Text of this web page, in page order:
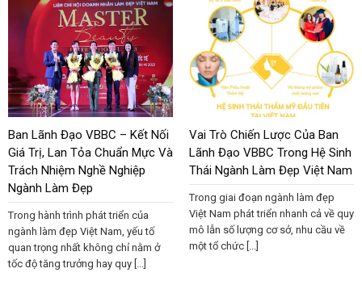
Ban Lãnh Đạo VBBC – Kết Nối
Giá Trị, Lan Tỏa Chuẩn Mực Và
Trách Nhiệm Nghề Nghiệp
Ngành Làm Đẹp
Trong hành trình phát triển của
ngành làm đẹp Việt Nam, yếu tố
quan trọng nhất không chỉ nằm ở
tốc độ tăng trưởng hay quy [...]
Vai Trò Chiến Lược Của Ban
Lãnh Đạo VBBC Trong Hệ Sinh
Thái Ngành Làm Đẹp Việt Nam
Trong giai đoạn ngành làm đẹp
Việt Nam phát triển nhanh cả về quy
mô lẫn số lượng cơ sở, nhu cầu về
một tổ chức [...]